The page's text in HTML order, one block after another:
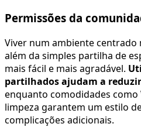
Permissões da
Viver num ambiente
além da simples partilha de
mais fácil e mais agradável.
partilhados ajudam a reduzir
enquanto comodidades como
limpeza garantem um estilo
complicações adicionais.